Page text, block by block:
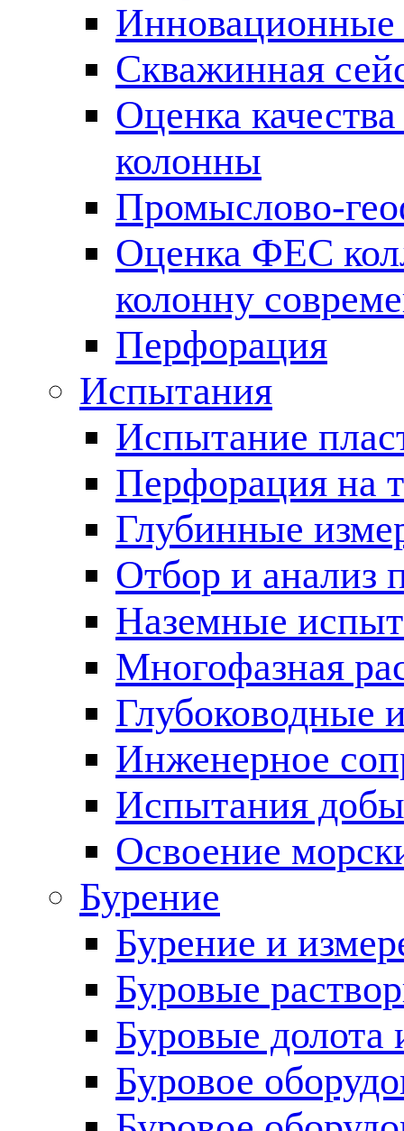
Инновационные
Скважинная
Оценка
колонны
Промыслово-
Оценка ФЕС
колонну
Перфорация
Испытания
Испытание
Перфорация на
Глубинные
Отбор и анализ
Наземные
Многофазная
Глубоководные
Инженерное
Испытания
Освоение
Бурение
Бурение и
Буровые
Буровые долота
Буровое